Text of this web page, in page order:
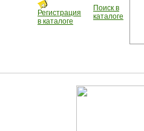
Регистрация
в каталоге
Поиск в
каталоге